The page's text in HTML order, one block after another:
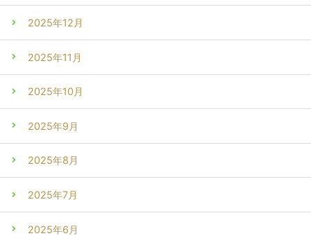
2025年12月
2025年11月
2025年10月
2025年9月
2025年8月
2025年7月
2025年6月